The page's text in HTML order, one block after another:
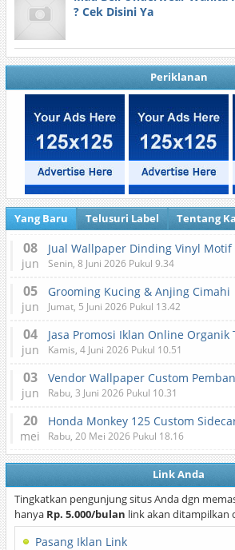
? Cek Disini Ya
Periklanan
Yang Baru Telusuri Label Tentang
08
jun
Jual Wallpaper Dinding Vinyl
Senin, 8 Juni 2026 Pukul 9.34
05
jun Jumat, 5 Juni 2026 Pukul 13.42
04
jun
Jasa Promosi Iklan Online Organik
Kamis, 4 Juni 2026 Pukul 10.51
03
jun
Vendor Wallpaper Custom
Rabu, 3 Juni 2026 Pukul 10.31
20
mei
Honda Monkey 125 Custom
Rabu, 20 Mei 2026 Pukul 18.16
Link Anda
Tingkatkan pengunjung situs Anda dgn
hanya Rp. 5.000/bulan link akan ditampilkan
Pasang Iklan Link